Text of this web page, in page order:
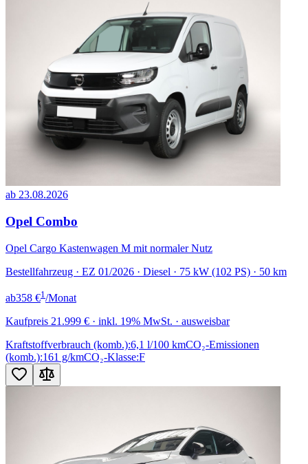
ab 23.08.2026
Opel Combo
Opel Cargo Kastenwagen M mit normaler Nutz
Bestellfahrzeug · EZ 01/2026 · Diesel · 75 kW (102 PS) · 50 km
ab358 €1 /Monat
Kaufpreis 21.999 € · inkl. 19% MwSt. · ausweisbar
Kraftstoffverbrauch (komb.):6,1 l/100 kmCO₂-Emissionen
(komb.):161 g/kmCO₂-Klasse:F